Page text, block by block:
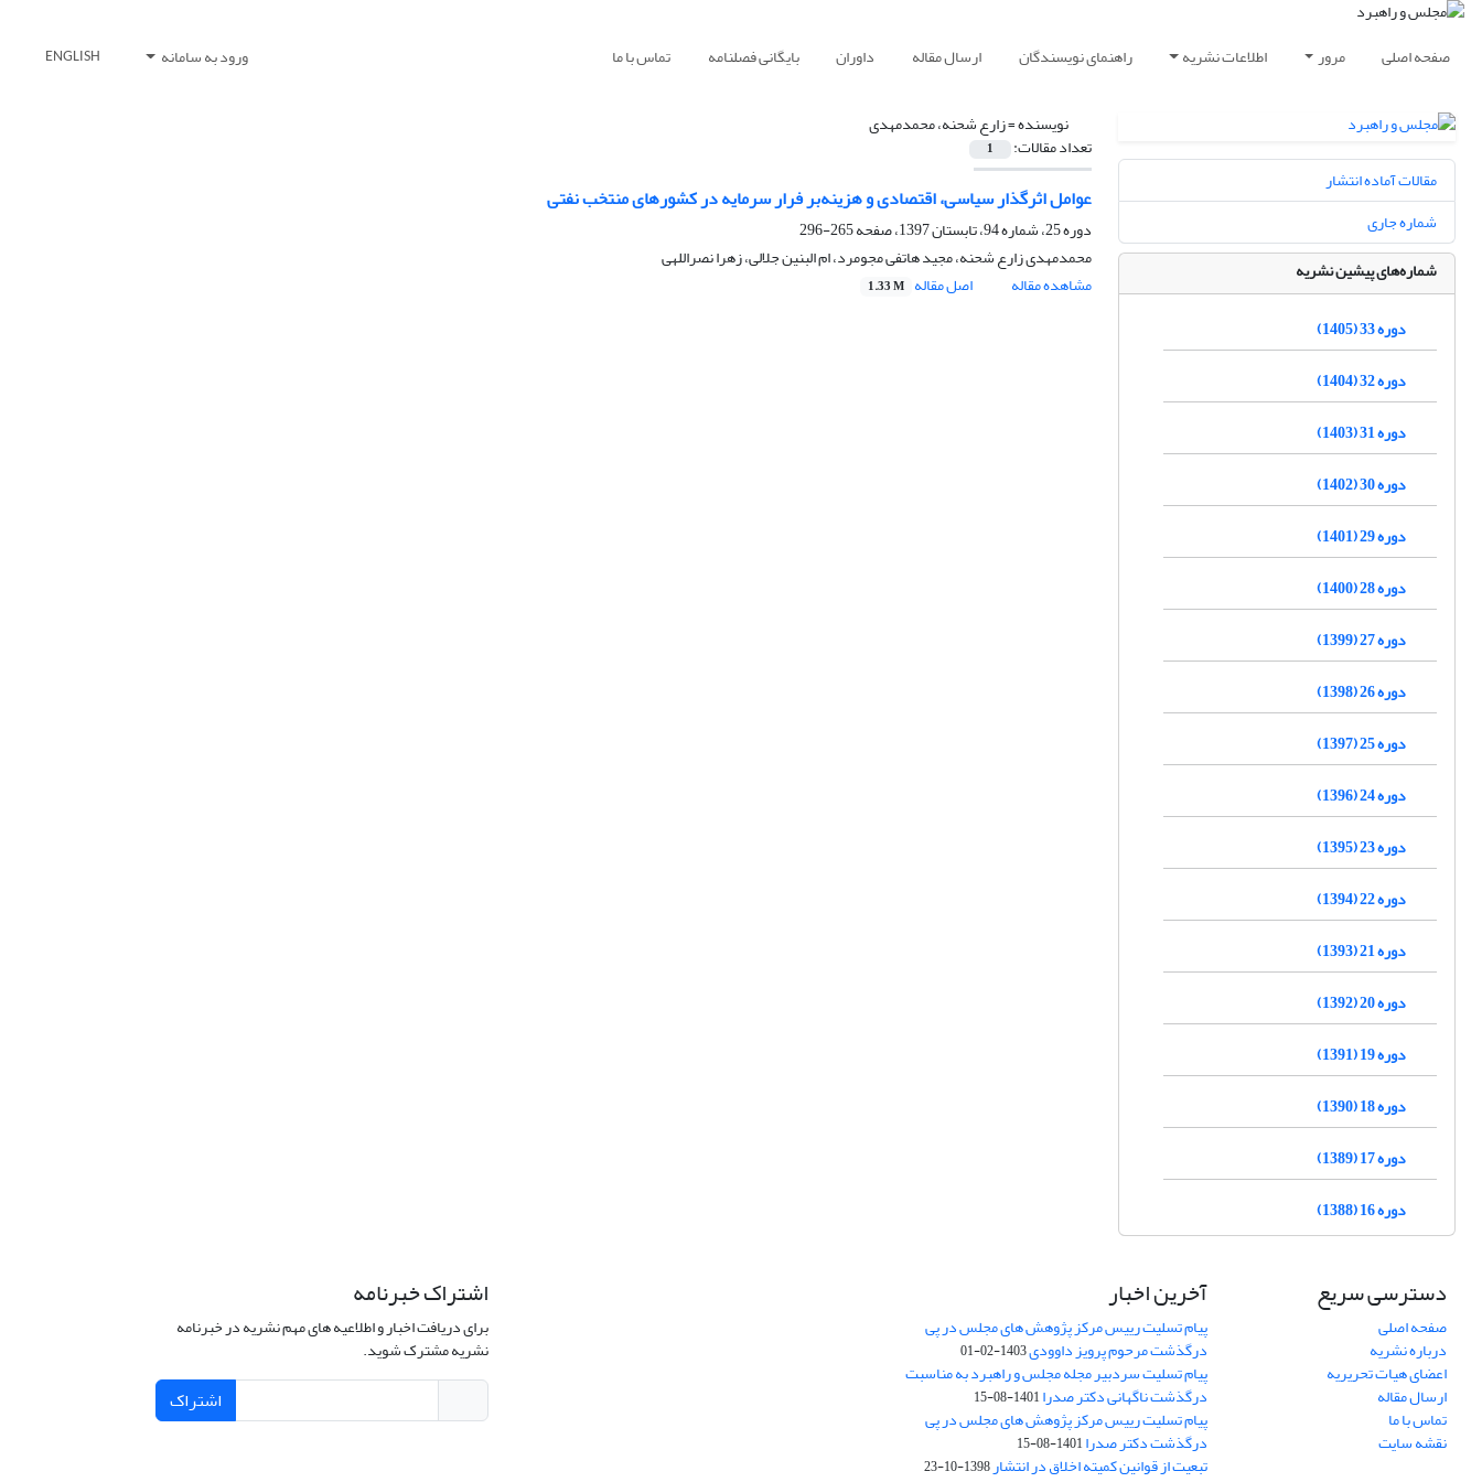
صفحه اصلی مرور اطلاعات نشریه راهنمای نویسندگان ارسال مقاله داوران بایگانی فصلنامه تماس با ما ورود به سامانه ENGLISH
نویسنده =زارع شحنه، محمدمهدی
تعداد مقالات: 1
عوامل اثرگذار سیاسی، اقتصادی و هزینه‌بر فرار سرمایه در کشورهای منتخب نفتی
دوره 25، شماره 94، تابستان 1397، صفحه
265-296
محمدمهدی زارع شحنه، مجید هاتفی مجومرد، ام البنین جلالی، زهرا نصراللهی
مشاهده مقاله
اصل مقاله 1.33 M
مقالات آماده انتشار
شماره جاری
شماره‌های پیشین نشریه
دوره 33 (1405)
دوره 32 (1404)
دوره 31 (1403)
دوره 30 (1402)
دوره 29 (1401)
دوره 28 (1400)
دوره 27 (1399)
دوره 26 (1398)
دوره 25 (1397)
دوره 24 (1396)
دوره 23 (1395)
دوره 22 (1394)
دوره 21 (1393)
دوره 20 (1392)
دوره 19 (1391)
دوره 18 (1390)
دوره 17 (1389)
دوره 16 (1388)
دسترسی سریع
صفحه اصلی
درباره نشریه
اعضای هیات تحریریه
ارسال مقاله
تماس با ما
نقشه سایت
آخرین اخبار
پیام تسلیت رییس مرکز پژوهش های مجلس در پی
درگذشت مرحوم پرویز داوودی1403-02-01
پیام تسلیت سردبیر مجله مجلس و راهبرد به مناسبت
درگذشت ناگهانی دکتر صدرا1401-08-15
پیام تسلیت رییس مرکز پژوهش های مجلس در پی
درگذشت دکتر صدرا1401-08-15
تبعیت از قوانین کمیته اخلاق در انتشار1398-10-23
اشتراک خبرنامه
برای دریافت اخبار و اطلاعیه های مهم نشریه در خبرنامه
نشریه مشترک شوید.
اشتراک